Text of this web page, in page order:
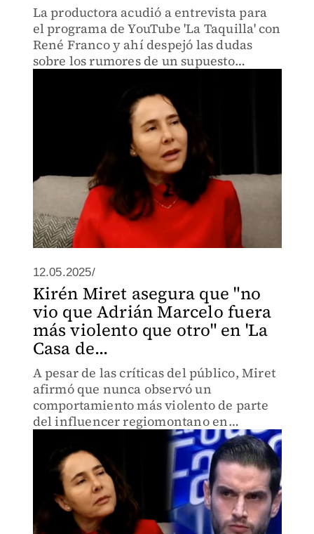
La productora acudió a entrevista para
el programa de YouTube 'La Taquilla' con
René Franco y ahí despejó las dudas
sobre los rumores de un supuesto
12.05.2025/
Kirén Miret asegura que "no
vio que Adrián Marcelo fuera
más violento que otro" en 'La
Casa de...
A pesar de las críticas del público, Miret
afirmó que nunca observó un
comportamiento más violento de parte
del influencer regiomontano en
comparación con otros concursantes